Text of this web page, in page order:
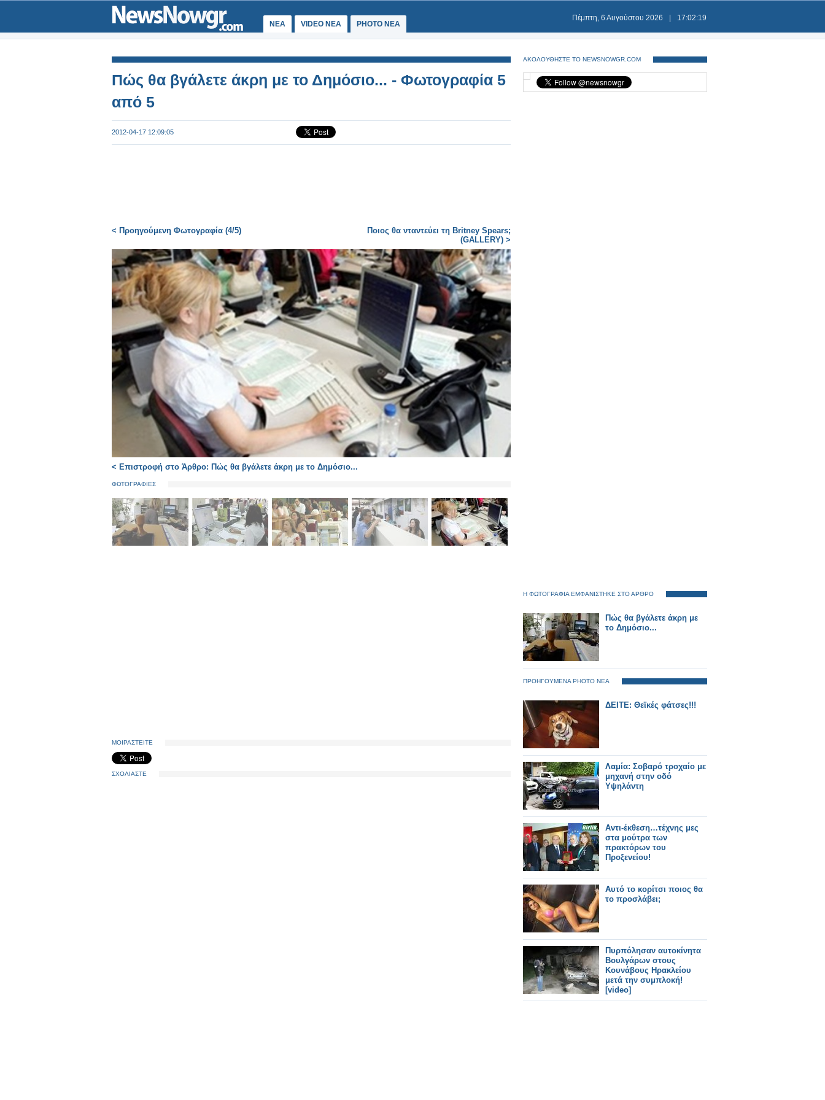
ΝΕΑ VIDEO NEA PHOTO NEA
Πέμπτη, 6 Αυγούστου 2026 17:02:19
Πώς θα βγάλετε άκρη με το Δημόσιο... - Φωτογραφία 5
από 5
2012-04-17 12:09:05
< Προηγούμενη Φωτογραφία (4/5)
Ποιος θα νταντεύει τη Britney Spears;
(GALLERY) >
< Επιστροφή στο Άρθρο: Πώς θα βγάλετε άκρη με το Δημόσιο...
ΦΩΤΟΓΡΑΦΙΕΣ
ΜΟΙΡΑΣΤΕΙΤΕ
ΣΧΟΛΙΑΣΤΕ
ΑΚΟΛΟΥΘΗΣΤΕ ΤΟ NEWSNOWGR.COM
Η ΦΩΤΟΓΡΑΦΙΑ ΕΜΦΑΝΙΣΤΗΚΕ ΣΤΟ ΑΡΘΡΟ
Πώς θα βγάλετε άκρη με
το Δημόσιο...
ΠΡΟΗΓΟΥΜΕΝΑ PHOTO ΝΕΑ
ΔΕΙΤΕ: Θεϊκές φάτσες!!!
Λαμία: Σοβαρό τροχαίο με
μηχανή στην οδό
Υψηλάντη
Αντι-έκθεση…τέχνης μες
στα μούτρα των
πρακτόρων του
Προξενείου!
Αυτό το κορίτσι ποιος θα
το προσλάβει;
Πυρπόλησαν αυτοκίνητα
Βουλγάρων στους
Κουνάβους Ηρακλείου
μετά την συμπλοκή!
[video]